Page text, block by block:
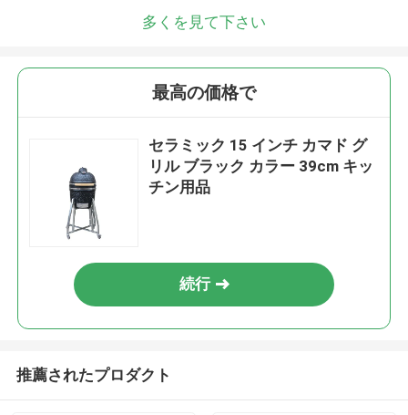
多くを見て下さい
最高の価格で
セラミック 15 インチ カマド グ
リル ブラック カラー 39cm キッ
チン用品
続行
推薦されたプロダクト